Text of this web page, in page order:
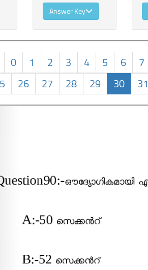
Answer Key
0 1 2 3 4 5 6 7
26 27 28 29 30 31